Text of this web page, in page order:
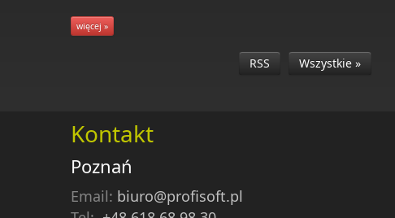
więcej »
RSS Wszystkie »
Kontakt
Poznań
Email: biuro@profisoft.pl